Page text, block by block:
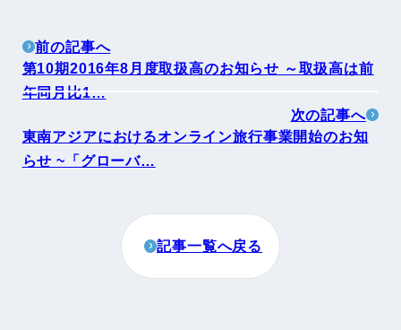
前の記事へ
第10期2016年8月度取扱高のお知らせ ～取扱高は前
年同月比1…
次の記事へ
東南アジアにおけるオンライン旅行事業開始のお知
らせ ~「グローバ…
記事一覧へ戻る